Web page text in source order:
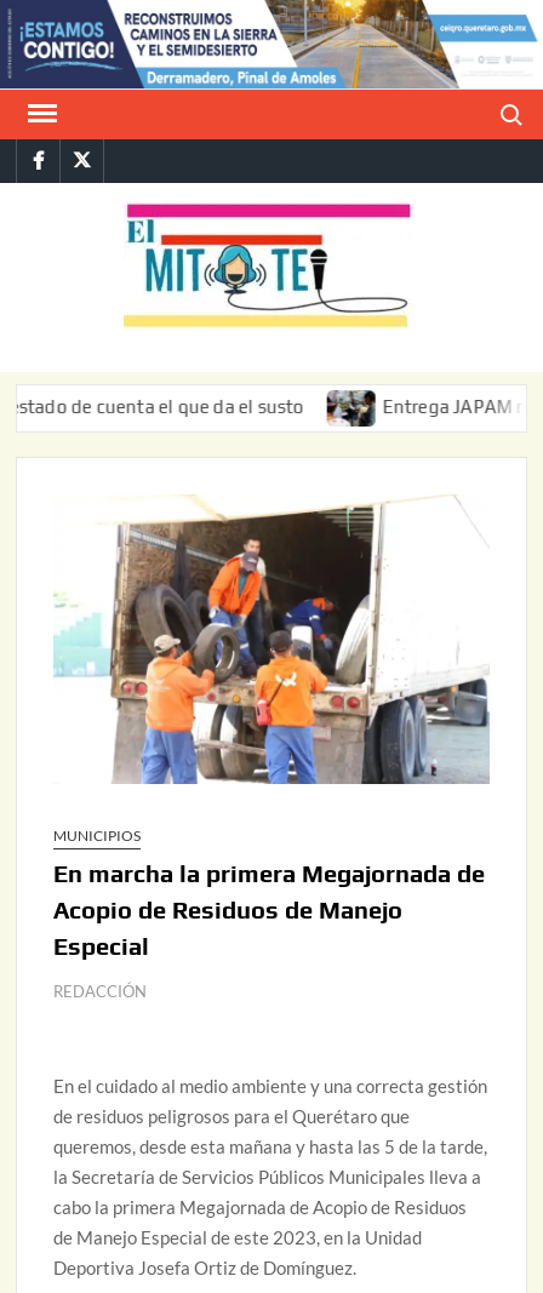
Saltar
al
contenido
FacebookTwitter
de cuenta el que da el susto Entrega JAPAM
MUNICIPIOS
En marcha la primera Megajornada de
Acopio de Residuos de Manejo
Especial
REDACCIÓN
En el cuidado al medio ambiente y una correcta gestión
de residuos peligrosos para el Querétaro que
queremos, desde esta mañana y hasta las 5 de la tarde,
la Secretaría de Servicios Públicos Municipales lleva a
cabo la primera Megajornada de Acopio de Residuos
de Manejo Especial de este 2023, en la Unidad
Deportiva Josefa Ortiz de Domínguez.